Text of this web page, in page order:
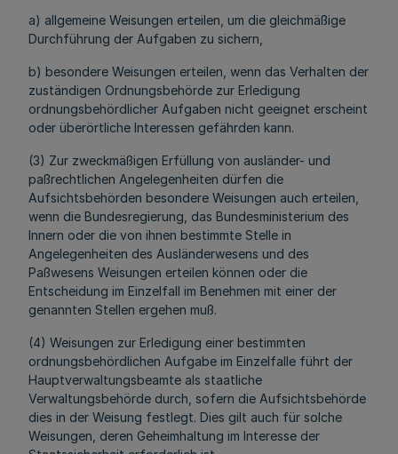
a) allgemeine Weisungen erteilen, um die gleichmäßige
Durchführung der Aufgaben zu sichern,
b) besondere Weisungen erteilen, wenn das Verhalten der
zuständigen Ordnungsbehörde zur Erledigung
ordnungsbehördlicher Aufgaben nicht geeignet erscheint
oder überörtliche Interessen gefährden kann.
(3) Zur zweckmäßigen Erfüllung von ausländer- und
paßrechtlichen Angelegenheiten dürfen die
Aufsichtsbehörden besondere Weisungen auch erteilen,
wenn die Bundesregierung, das Bundesministerium des
Innern oder die von ihnen bestimmte Stelle in
Angelegenheiten des Ausländerwesens und des
Paßwesens Weisungen erteilen können oder die
Entscheidung im Einzelfall im Benehmen mit einer der
genannten Stellen ergehen muß.
(4) Weisungen zur Erledigung einer bestimmten
ordnungsbehördlichen Aufgabe im Einzelfalle führt der
Hauptverwaltungsbeamte als staatliche
Verwaltungsbehörde durch, sofern die Aufsichtsbehörde
dies in der Weisung festlegt. Dies gilt auch für solche
Weisungen, deren Geheimhaltung im Interesse der